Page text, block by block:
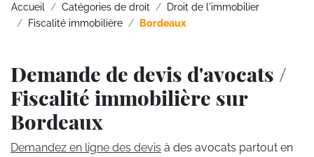
Accueil Catégories de droit
Droit de l'immobilier
Fiscalité immobilière
Bordeaux
Demande de devis d'avocats /
Fiscalité immobilière sur
Bordeaux
Demandez en ligne des devis à des avocats partout en